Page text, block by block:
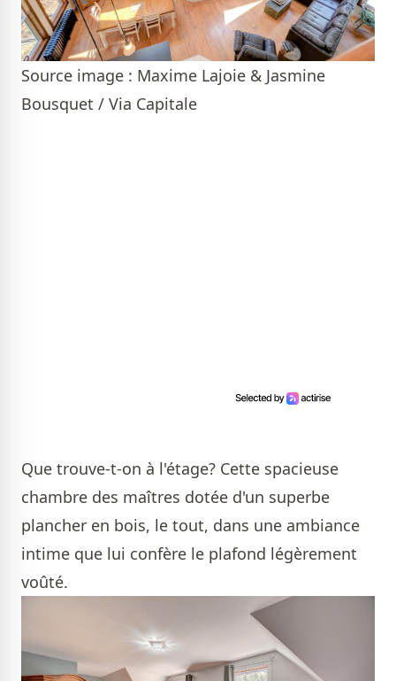
Source image : Maxime Lajoie & Jasmine
Bousquet / Via Capitale
Que trouve-t-on à l'étage? Cette spacieuse
chambre des maîtres dotée d'un superbe
plancher en bois, le tout, dans une ambiance
intime que lui confère le plafond légèrement
voûté.